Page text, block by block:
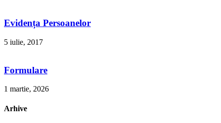
Evidența Persoanelor
5 iulie, 2017
Formulare
1 martie, 2026
Arhive